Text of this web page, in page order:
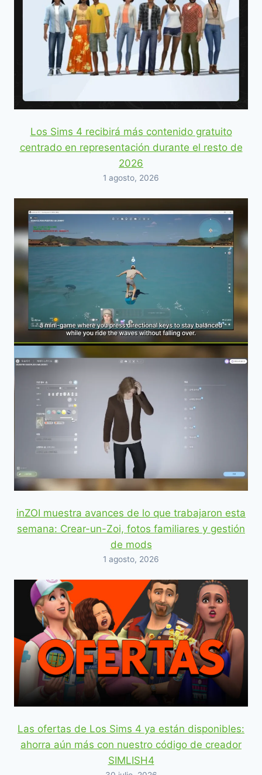
Los Sims 4 recibirá más contenido gratuito
centrado en representación durante el resto de
2026
1 agosto, 2026
inZOI muestra avances de lo que trabajaron esta
semana: Crear-un-Zoi, fotos familiares y gestión
de mods
1 agosto, 2026
Las ofertas de Los Sims 4 ya están disponibles:
ahorra aún más con nuestro código de creador
SIMLISH4